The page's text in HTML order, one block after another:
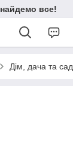
все!
Дім, дача та сад